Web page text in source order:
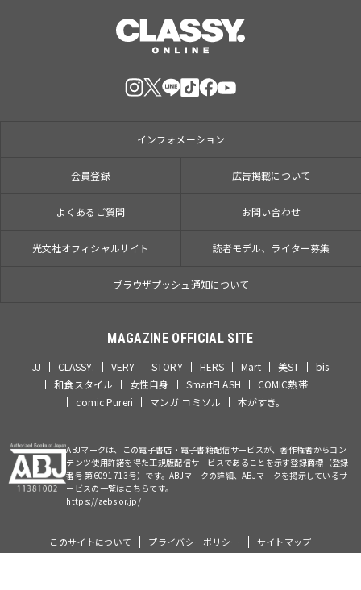
インフォメーション
会員登録 広告掲載について
よくあるご質問 お問い合わせ
光文社オフィシャルサイト 読者モデル、ライター募集
ブラウザプッシュ通知について
MAGAZINE OFFICIAL SITE
JJ CLASSY. VERY STORY HERS Mart 美ST
bis
和食スタイル
女性自身 SmartFLASH
COMIC熱帯
comic Pureri
マンガ コミソル 本がすき。
ABJマークは、この電子書店・電子書籍配信サービスが、著作権者からコン
テンツ使用許諾を得た正規版配信サービスであることを示す登録商標（登録
番号 第6091713号）です。ABJマークの詳細、ABJマークを掲示しているサ
ービスの一覧はこちらです。
https://aebs.or.jp/
このサイトについて プライバシーポリシー サイトマップ